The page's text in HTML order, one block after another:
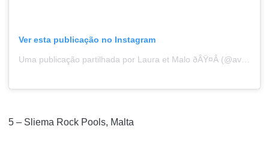
Ver esta publicação no Instagram
5 – Sliema Rock Pools, Malta